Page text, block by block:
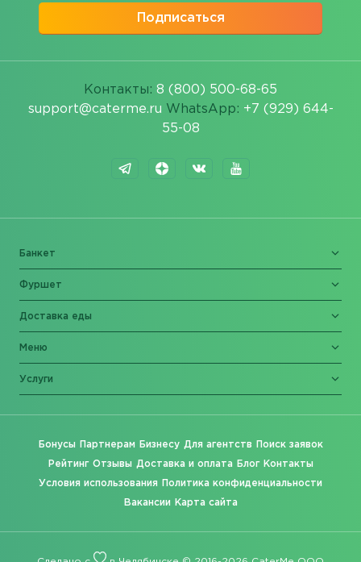
Подписаться
Контакты: 8 (800) 500-68-65
support@caterme.ru WhatsApp: +7 (929) 644-
55-08
Банкет
Фуршет
Доставка еды
Меню
Услуги
Бонусы Партнерам Бизнесу Для агентств Поиск заявок
Рейтинг Отзывы Доставка и оплата Блог Контакты
Условия использования Политика конфиденциальности
Вакансии Карта сайта